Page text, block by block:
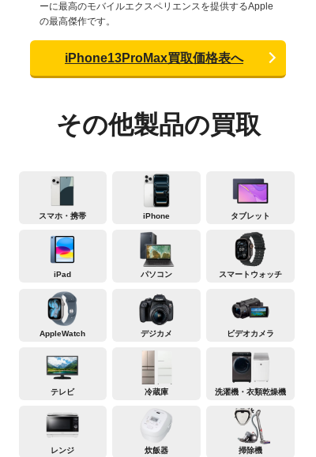
ーに最高のモバイルエクスペリエンスを提供するApple
の最高傑作です。
iPhone13ProMax買取価格表へ
その他製品の買取
スマホ・携帯 iPhone タブレット
iPad パソコン スマートウォッチ
AppleWatch デジカメ ビデオカメラ
テレビ 冷蔵庫 洗濯機・衣類乾燥機
レンジ 炊飯器 掃除機